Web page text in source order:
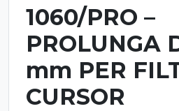
1060/PRO –
PROLUNGA
mm PER
CURSOR